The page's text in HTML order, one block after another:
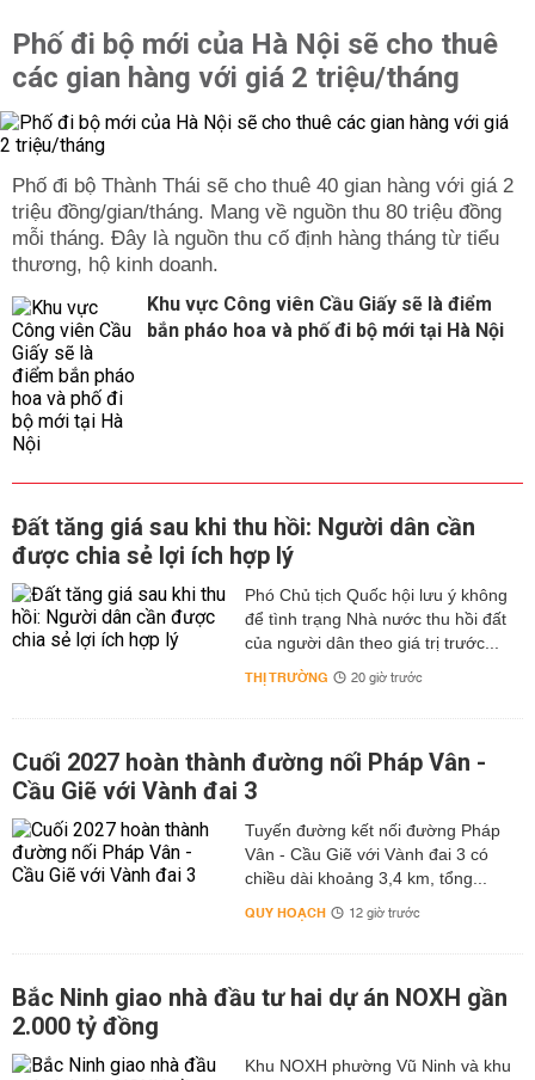
Phố đi bộ mới của Hà Nội sẽ cho thuê
các gian hàng với giá 2 triệu/tháng
Phố đi bộ Thành Thái sẽ cho thuê 40 gian hàng với giá 2
triệu đồng/gian/tháng. Mang về nguồn thu 80 triệu đồng
mỗi tháng. Đây là nguồn thu cố định hàng tháng từ tiểu
thương, hộ kinh doanh.
Khu vực Công viên Cầu Giấy sẽ là điểm
bắn pháo hoa và phố đi bộ mới tại Hà Nội
Đất tăng giá sau khi thu hồi: Người dân cần
được chia sẻ lợi ích hợp lý
Phó Chủ tịch Quốc hội lưu ý không
để tình trạng Nhà nước thu hồi đất
của người dân theo giá trị trước...
THỊ TRƯỜNG 20 giờ trước
Cuối 2027 hoàn thành đường nối Pháp Vân -
Cầu Giẽ với Vành đai 3
Tuyến đường kết nối đường Pháp
Vân - Cầu Giẽ với Vành đai 3 có
chiều dài khoảng 3,4 km, tổng...
QUY HOẠCH 12 giờ trước
Bắc Ninh giao nhà đầu tư hai dự án NOXH gần
2.000 tỷ đồng
Khu NOXH phường Vũ Ninh và khu